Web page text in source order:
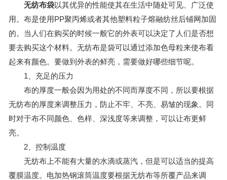
无纺布袋以其优异的性能使其在生活中随处可见、广泛使
用。布是使用PP聚丙烯或者其他塑料粒子熔融纺丝后铺网加固
的。当人们在购买的时候一般它的外表可以决定了人们是否想
要去购买这个材料。无纺布是袋可以通过添加色母粒来使布看
起来有颜色。要做到外表的鲜亮，需要做好哪些细节呢。
1、充足的压力
布的厚度一般会因为用处的不同而厚度不同，所以要根据
无纺布的厚度来调整压力，防止不牢、不亮、易皱的现象。同
时对于布不同颜色、色样、深浅度等来调整，可以让布更鲜
亮。
2、控制温度
无纺布上不能有大量的水滴或蒸汽，但是可以适当的提高
覆膜温度。电加热钢滚筒温度要根据无纺布等所覆产品来调